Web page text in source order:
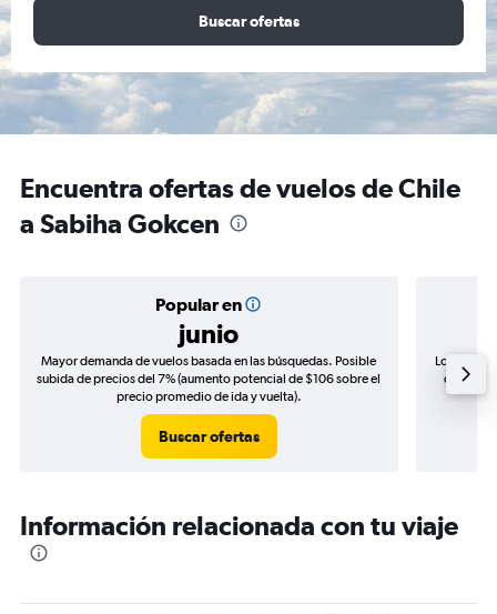
Buscar ofertas
Encuentra ofertas de vuelos de Chile
a Sabiha Gokcen
Popular en
junio
Mayor demanda de vuelos basada en las búsquedas. Posible
subida de precios del 7% (aumento potencial de $106 sobre el
precio promedio de ida y vuelta).
Buscar ofertas
Los
de
Información relacionada con tu viaje